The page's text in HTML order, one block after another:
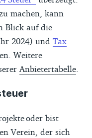
machen, kann
Blick auf die
2024) und Tax
Weitere
Anbietertabelle
oder bist
Verein, der sich